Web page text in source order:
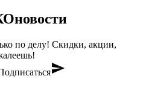
по делу! Скидки, акции,
send